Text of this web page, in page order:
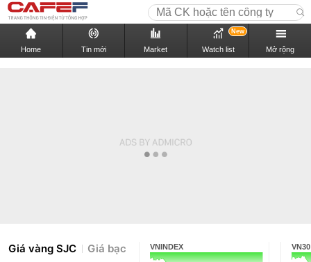
Home Tin mới Market Watch list
New
Mở rộng
Giá vàng SJC Giá bạc VNINDEX VN30